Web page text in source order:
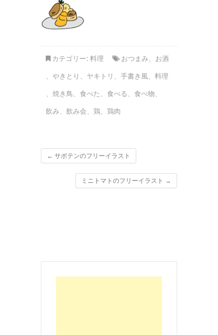
カテゴリー: 料理 おつまみ、 お酒
、 やきとり 、 ヤキトリ 、 手書き風、 料理
、 焼き鳥、 食べた 、 食べる 、 食べ物、
飲み、 飲み会、 鶏、 鶏肉
← サボテンのフリーイラスト
ミニトマトのフリーイラスト →